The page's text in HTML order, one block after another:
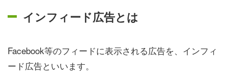
インフィード広告とは
Facebook等のフィードに表示される広告を、インフィ
ード広告といいます。